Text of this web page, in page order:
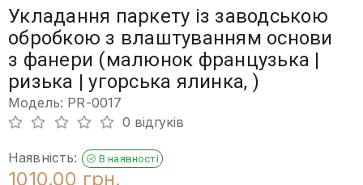
Укладання паркету із заводською
обробкою з влаштуванням основи
з фанери (малюнок французька |
ризька | угорська ялинка, )
Модель: PR-0017
0 відгуків
Наявність: В наявності
1010.00 грн.